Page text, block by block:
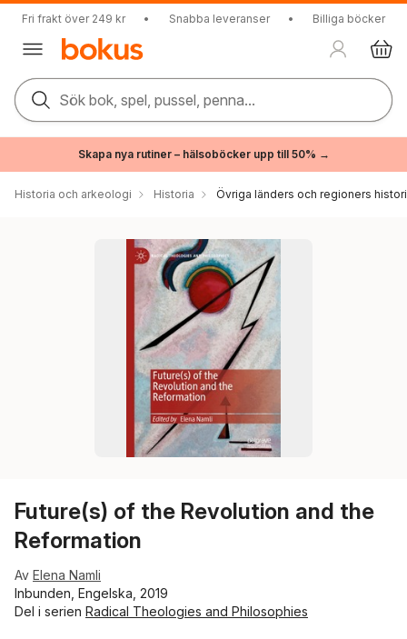
Fri frakt över 249 kr • Snabba leveranser • Billiga böcker
Sök bok, spel, pussel, penna...
Skapa nya rutiner – hälsoböcker upp till 50% →
Historia och arkeologi Historia Övriga länders och regioners
Future(s) of the Revolution and the
Reformation
Av Elena Namli
Inbunden, Engelska, 2019
Del i serien Radical Theologies and Philosophies